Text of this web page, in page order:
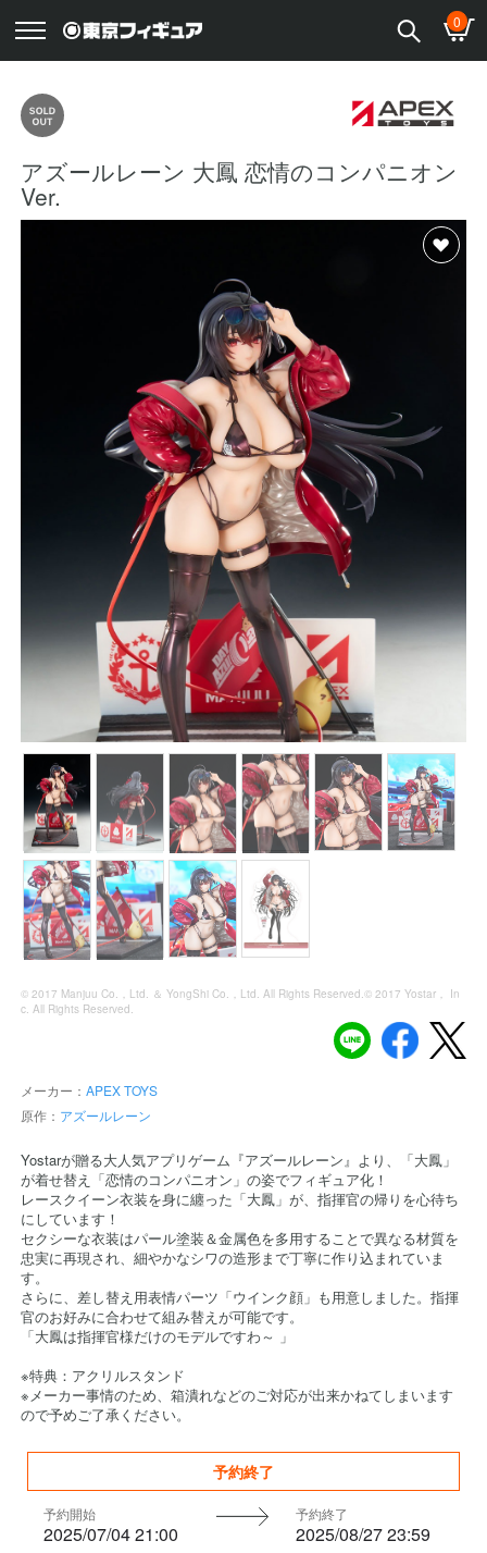
0
アズールレーン 大鳳 恋情のコンパニオン
Ver.
© 2017 Manjuu Co.，Ltd. ＆ YongShi Co.，Ltd. All Rights Reserved.© 2017 Yostar， In
c. All Rights Reserved.
メーカー： APEX TOYS
原作： アズールレーン
Yostarが贈る大人気アプリゲーム『アズールレーン』より、「大鳳」
が着せ替え「恋情のコンパニオン」の姿でフィギュア化！
レースクイーン衣装を身に纏った「大鳳」が、指揮官の帰りを心待ち
にしています！
セクシーな衣装はパール塗装＆金属色を多用することで異なる材質を
忠実に再現され、細やかなシワの造形まで丁寧に作り込まれていま
す。
さらに、差し替え用表情パーツ「ウインク顔」も用意しました。指揮
官のお好みに合わせて組み替えが可能です。
「大鳳は指揮官様だけのモデルですわ～ 」
※特典：アクリルスタンド
※メーカー事情のため、箱潰れなどのご対応が出来かねてしまいます
ので予めご了承ください。
予約終了
予約開始
2025/07/04 21:00
予約終了
2025/08/27 23:59